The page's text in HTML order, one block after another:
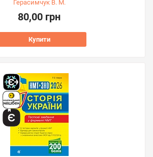
Герасимчук В. М.
80,00 грн
Купити